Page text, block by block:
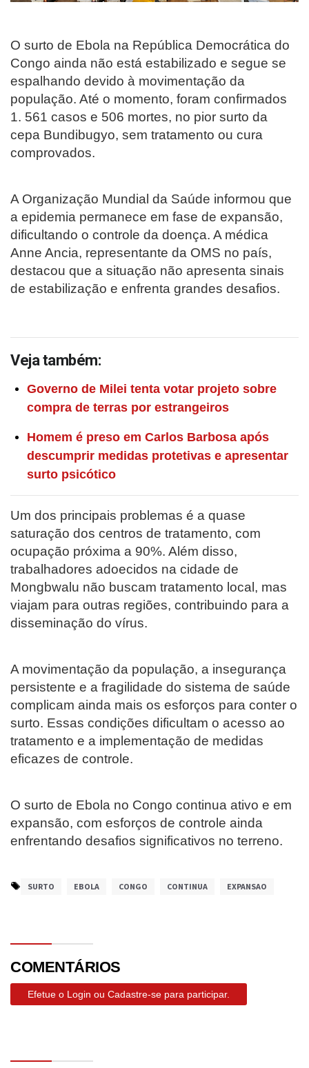
O surto de Ebola na República Democrática do
Congo ainda não está estabilizado e segue se
espalhando devido à movimentação da
população. Até o momento, foram confirmados
1. 561 casos e 506 mortes, no pior surto da
cepa Bundibugyo, sem tratamento ou cura
comprovados.
A Organização Mundial da Saúde informou que
a epidemia permanece em fase de expansão,
dificultando o controle da doença. A médica
Anne Ancia, representante da OMS no país,
destacou que a situação não apresenta sinais
de estabilização e enfrenta grandes desafios.
Veja também:
Governo de Milei tenta votar projeto sobre
compra de terras por estrangeiros
Homem é preso em Carlos Barbosa após
descumprir medidas protetivas e apresentar
surto psicótico
Um dos principais problemas é a quase
saturação dos centros de tratamento, com
ocupação próxima a 90%. Além disso,
trabalhadores adoecidos na cidade de
Mongbwalu não buscam tratamento local, mas
viajam para outras regiões, contribuindo para a
disseminação do vírus.
A movimentação da população, a insegurança
persistente e a fragilidade do sistema de saúde
complicam ainda mais os esforços para conter o
surto. Essas condições dificultam o acesso ao
tratamento e a implementação de medidas
eficazes de controle.
O surto de Ebola no Congo continua ativo e em
expansão, com esforços de controle ainda
enfrentando desafios significativos no terreno.
SURTO EBOLA CONGO CONTINUA EXPANSAO
COMENTÁRIOS
Efetue o Login ou Cadastre-se para participar.